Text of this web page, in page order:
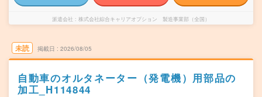
派遣会社 株式会社綜合キャリアオプション 製造事業部（全国）
未読 掲載日 2026/08/05
自動車のオルタネーター（発電機）用部品の
加工_H114844